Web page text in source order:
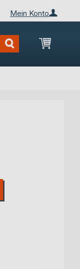
Mein Konto
Mein